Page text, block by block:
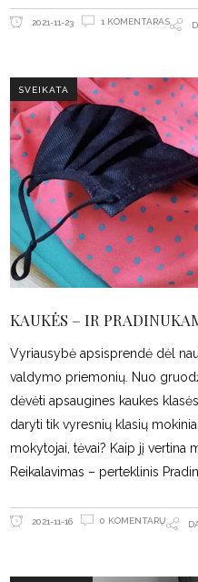
2021-11-23 1 KOMENTARAS
SVEIKATA
KAUKĖS – IR
Vyriausybė apsisprendė dėl
valdymo priemonių. Nuo
dėvėti apsaugines kaukes
daryti tik vyresnių klasių
mokytojai, tėvai? Kaip jį vertina
Reikalavimas – perteklinis
2021-11-16 0 KOMENTARŲ